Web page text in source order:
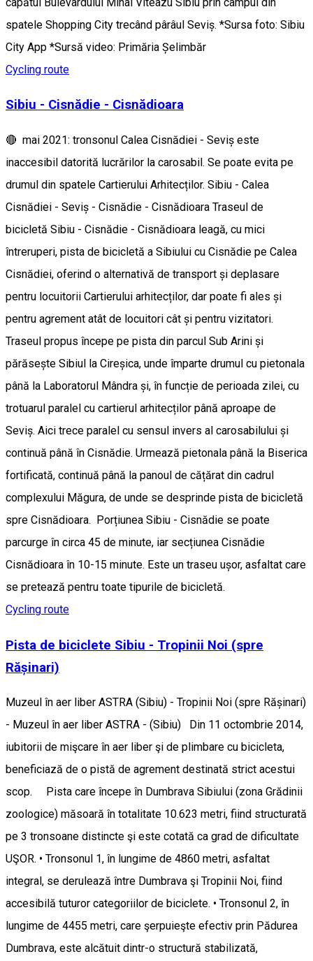
spatele Shopping City trecând pârâul Seviș. *Sursa foto: Sibiu
City App *Sursă video: Primăria Șelimbăr
Cycling route
Sibiu - Cisnădie - Cisnădioara
🔴 mai 2021: tronsonul Calea Cisnădiei - Seviș este
inaccesibil datorită lucrărilor la carosabil. Se poate evita pe
drumul din spatele Cartierului Arhitecților. Sibiu - Calea
Cisnădiei - Seviș - Cisnădie - Cisnădioara Traseul de
bicicletă Sibiu - Cisnădie - Cisnădioara leagă, cu mici
întreruperi, pista de bicicletă a Sibiului cu Cisnădie pe Calea
Cisnădiei, oferind o alternativă de transport și deplasare
pentru locuitorii Cartierului arhitecților, dar poate fi ales și
pentru agrement atât de locuitori cât și pentru vizitatori.
Traseul propus începe pe pista din parcul Sub Arini și
părăsește Sibiul la Cireșica, unde împarte drumul cu pietonala
până la Laboratorul Mândra și, în funcție de perioada zilei, cu
trotuarul paralel cu cartierul arhitecților până aproape de
Seviș. Aici trece paralel cu sensul invers al carosabilului și
continuă până în Cisnădie. Urmează pietonala până la Biserica
fortificată, continuă până la panoul de cățărat din cadrul
complexului Măgura, de unde se desprinde pista de bicicletă
spre Cisnădioara. Porțiunea Sibiu - Cisnădie se poate
parcurge în circa 45 de minute, iar secțiunea Cisnădie
Cisnădioara în 10-15 minute. Este un traseu ușor, asfaltat care
se pretează pentru toate tipurile de bicicletă.
Cycling route
Pista de biciclete Sibiu - Tropinii Noi (spre
Rășinari)
Muzeul în aer liber ASTRA (Sibiu) - Tropinii Noi (spre Rășinari)
- Muzeul în aer liber ASTRA - (Sibiu) Din 11 octombrie 2014,
iubitorii de mişcare în aer liber şi de plimbare cu bicicleta,
beneficiază de o pistă de agrement destinată strict acestui
scop. Pista care începe în Dumbrava Sibiului (zona Grădinii
zoologice) măsoară în totalitate 10.623 metri, fiind structurată
pe 3 tronsoane distincte şi este cotată ca grad de dificultate
UŞOR. • Tronsonul 1, în lungime de 4860 metri, asfaltat
integral, se derulează între Dumbrava şi Tropinii Noi, fiind
accesibilă tuturor categoriilor de biciclete. • Tronsonul 2, în
lungime de 4455 metri, care şerpuieşte efectiv prin Pădurea
Dumbrava, este alcătuit dintr-o structură stabilizată,